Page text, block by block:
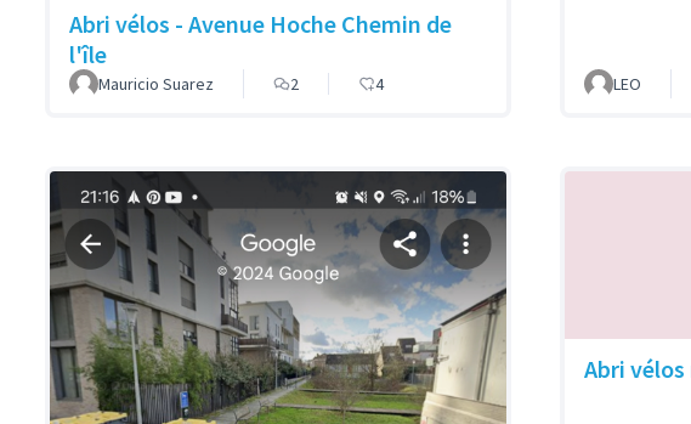
Abri vélos - Avenue Hoche Chemin de
l'île
Mauricio Suarez 2 4 LEO
Abri